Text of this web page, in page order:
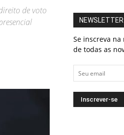
de voto
NEWSLETTER
Se inscreva
de todas as